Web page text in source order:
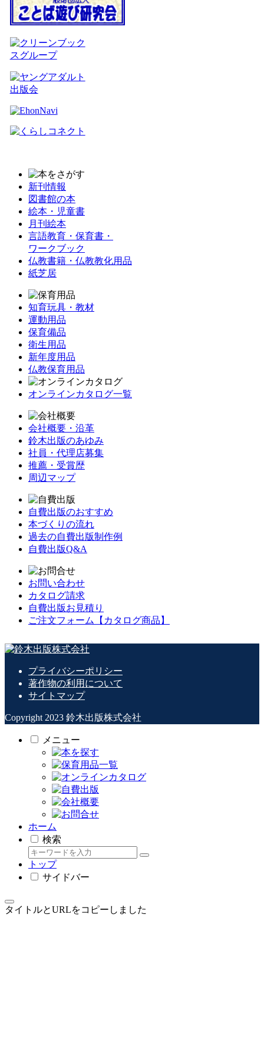
新刊情報
図書館の本
絵本・児童書
月刊絵本
言語教育・保育書・
ワークブック
仏教書籍・仏教教化用品
紙芝居
知育玩具・教材
運動用品
保育備品
衛生用品
新年度用品
仏教保育用品
オンラインカタログ一覧
会社概要・沿革
鈴木出版のあゆみ
社員・代理店募集
推薦・受賞歴
周辺マップ
自費出版のおすすめ
本づくりの流れ
過去の自費出版制作例
自費出版Q&A
お問い合わせ
カタログ請求
自費出版お見積り
ご注文フォーム【カタログ商品】
プライバシーポリシー
著作物の利用について
サイトマップ
Copyright 2023 鈴木出版株式会社
メニュー
ホーム
検索
トップ
サイドバー
タイトルとURLをコピーしました